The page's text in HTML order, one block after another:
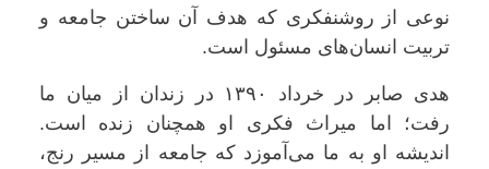
نوعی از روشنفکری که هدف آن ساختن جامعه و
تربیت انسان‌های مسئول است.
هدی صابر در خرداد ۱۳۹۰ در زندان از میان ما
رفت؛ اما میراث فکری او همچنان زنده است.
اندیشه او به ما می‌آموزد که جامعه از مسیر رنج،